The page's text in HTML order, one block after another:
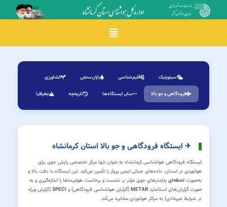
Toggle navigation
سینوپتیک اقلیم‌شناسی باران‌سنجی کشاورزی
فرودگاهی و جو بالا سایر ایستگاه‌ها تاریخچه جغرافیا
✈ ایستگاه فرودگاهی و جو بالا استان کرمانشاه
ایستگاه فرودگاهی هواشناسی کرمانشاه به عنوان تنها مرکز تخصصی پایش جوی برای
هوانوردی در استان، داده‌های حیاتی ایمنی پرواز را تأمین می‌کند. این ایستگاه با دقت بالا و
به‌صورت لحظه‌ای پارامترهای جوی مؤثر بر نشست و برخاست هواپیماها را اندازه‌گیری و به
صورت گزارش‌های استاندارد METAR (گزارش هواشناسی فرودگاهی) و SPECI (گزارش ویژه
در شرایط غیرعادی) به مراکز هوانوردی مخابره می‌کند.